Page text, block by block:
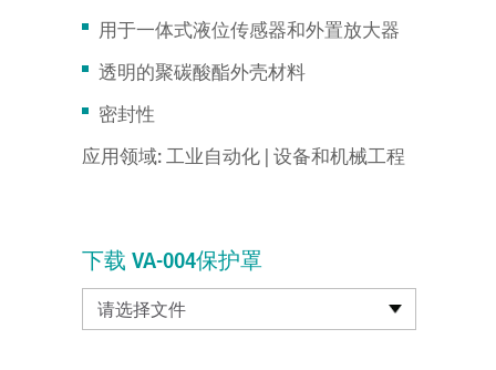
用于一体式液位传感器和外置放大器
透明的聚碳酸酯外壳材料
密封性
应用领域: 工业自动化 | 设备和机械工程
下载 VA-004保护罩
请选择文件